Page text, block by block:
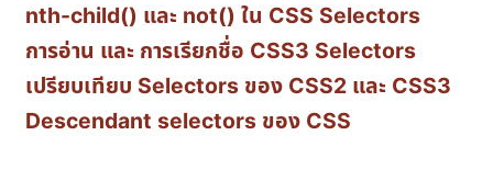
nth-child() และ not() ใน CSS Selectors
การอ่าน และ การเรียกชื่อ CSS3 Selectors
เปรียบเทียบ Selectors ของ CSS2 และ CSS3
Descendant selectors ของ CSS